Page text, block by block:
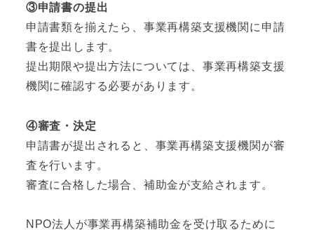
③申請書の提出
申請書類を揃えたら、事業再構築支援機関に申請
書を提出します。
提出期限や提出方法については、事業再構築支援
機関に確認する必要があります。
④審査・決定
申請書が提出されると、事業再構築支援機関が審
査を行います。
審査に合格した場合、補助金が支給されます。
NPO法人が事業再構築補助金を受け取るために